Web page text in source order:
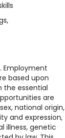
Employment
based upon
the essential
are
national origin,
and expression,
illness, genetic